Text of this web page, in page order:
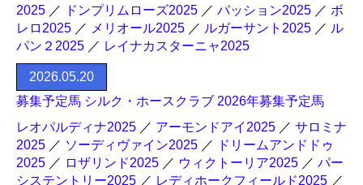
2025 ／ ドンプリムローズ2025 ／ パッション2025 ／ ボ
レロ2025 ／ メリオール2025 ／ ルガーサント2025 ／ ル
パン２2025 ／ レイナカスターニャ2025
2026.05.20
募集予定馬 シルク・ホースクラブ 2026年募集予定馬
レオパルディナ2025 ／ アーモンドアイ2025 ／ サロミナ
2025 ／ ソーディヴァイン2025 ／
ドリームアンドドゥ
2025 ／ ロザリンド2025 ／ ウィクトーリア2025 ／ パー
システントリー2025 ／ レディホークフィールド2025 ／